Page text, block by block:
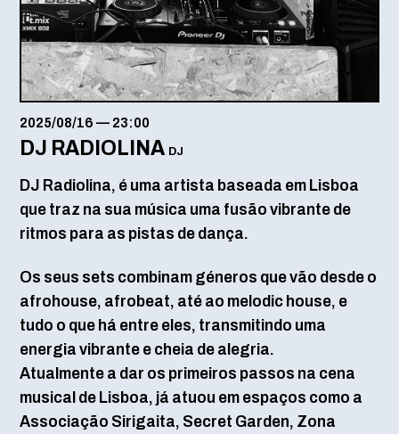
2025/08/16 — 23:00
DJ RADIOLINA DJ
DJ Radiolina, é uma artista baseada em Lisboa
que traz na sua música uma fusão vibrante de
ritmos para as pistas de dança.
Os seus sets combinam géneros que vão desde o
afrohouse, afrobeat, até ao melodic house, e
tudo o que há entre eles, transmitindo uma
energia vibrante e cheia de alegria.
Atualmente a dar os primeiros passos na cena
musical de Lisboa, já atuou em espaços como a
Associação Sirigaita, Secret Garden, Zona